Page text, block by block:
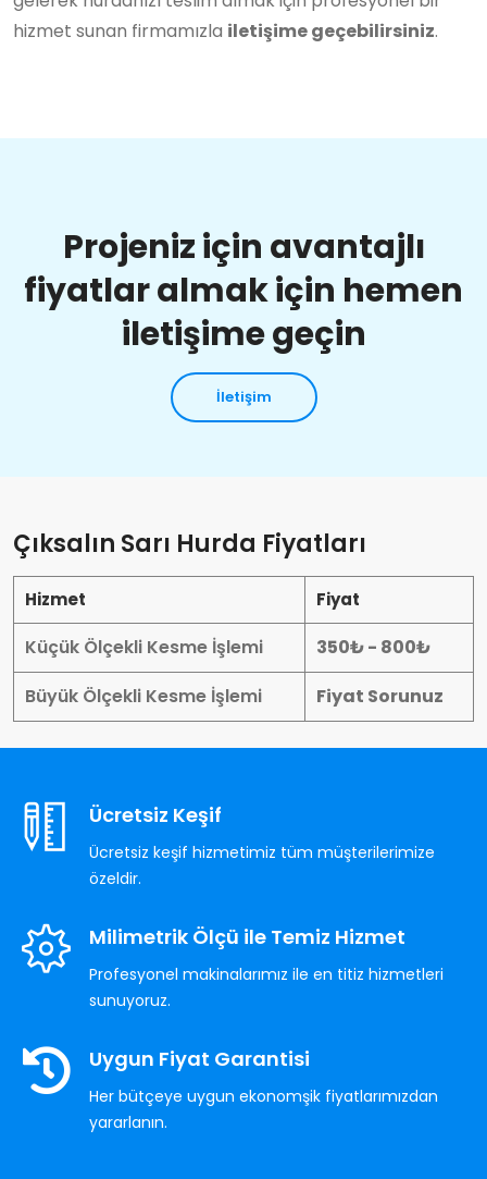
hizmet sunan firmamızla iletişime geçebilirsiniz.
Projeniz için avantajlı
fiyatlar almak için hemen
iletişime geçin
İletişim
Çıksalın Sarı Hurda Fiyatları
Hizmet Fiyat
Küçük Ölçekli Kesme İşlemi
350₺ - 800₺
Büyük Ölçekli Kesme İşlemi
Fiyat Sorunuz
Ücretsiz Keşif
Ücretsiz keşif hizmetimiz tüm müşterilerimize
özeldir.
Milimetrik Ölçü ile Temiz Hizmet
Profesyonel makinalarımız ile en titiz hizmetleri
sunuyoruz.
Uygun Fiyat Garantisi
Her bütçeye uygun ekonomşik fiyatlarımızdan
yararlanın.